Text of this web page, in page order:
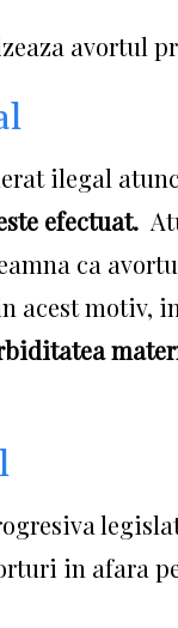
avortul
ilegal
efectuat.
ca
acest motiv,
in afara